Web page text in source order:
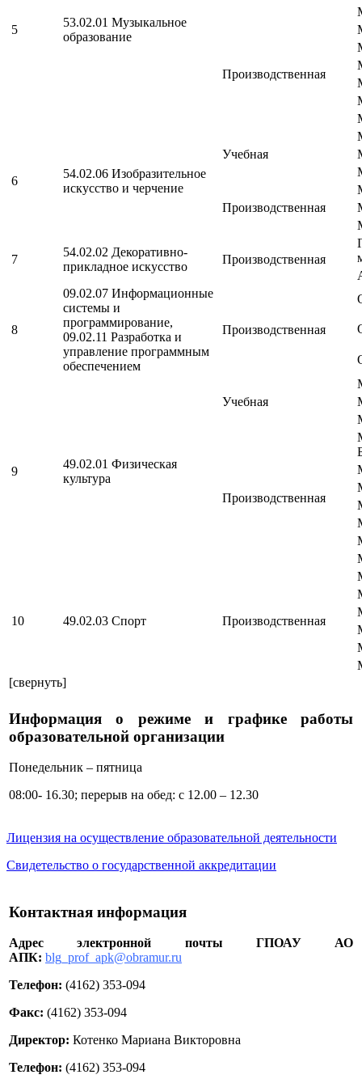
5
53.02.01 Музыкальное
образование
Производственная
6
54.02.06 Изобразительное
искусство и черчение
Учебная
Производственная
7
54.02.02 Декоративно-
прикладное искусство
Производственная
8
09.02.07 Информационные
системы и
программирование,
09.02.11 Разработка и
управление программным
обеспечением
Производственная
9
49.02.01 Физическая
культура
Учебная
Производственная
10 49.02.03 Спорт Производственная
[свернуть]
Информация о режиме и графике работы
образовательной организации
Понедельник – пятница
08:00- 16.30; перерыв на обед: с 12.00 – 12.30
Лицензия на осуществление образовательной деятельности
Свидетельство о государственной аккредитации
Контактная информация
Адрес электронной почты ГПОАУ АО
АПК: blg_prof_apk@obramur.ru
Телефон: (4162) 353-094
Факс: (4162) 353-094
Директор: Котенко Мариана Викторовна
Телефон: (4162) 353-094